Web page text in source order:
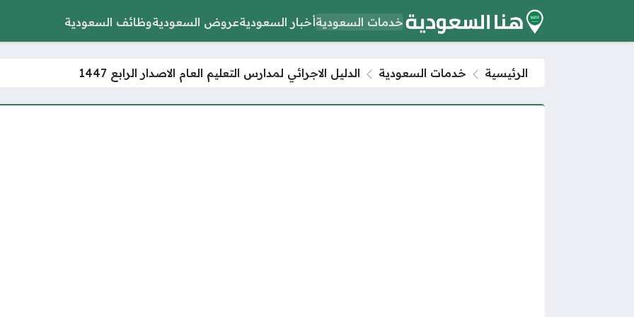
خدمات السعوديةأخبار السعوديةعروض السعوديةوظائف السعودية
الرئيسية خدمات السعودية الدليل الاجرائي لمدارس التعليم العام الاصدار الرابع 1447